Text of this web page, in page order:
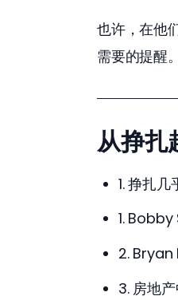
也许，在他
需要的提醒。
从挣扎
1. 挣扎
1.
2. Bryan
3. 房地